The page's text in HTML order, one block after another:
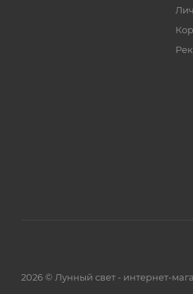
2026 © Лунный свет - интернет-